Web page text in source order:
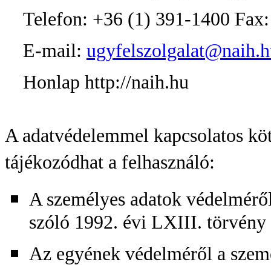
Telefon: +36 (1) 391-1400
E-mail:
Honlap http://naih.hu
A adatvédelemmel kapcsolatos
tájékozódhat a felhasználó:
A személyes adatok
szóló 1992. évi LXIII. törvény
Az egyének védelméről a